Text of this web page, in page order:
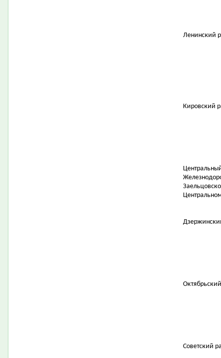
Ленинский
Кировский
​Советский